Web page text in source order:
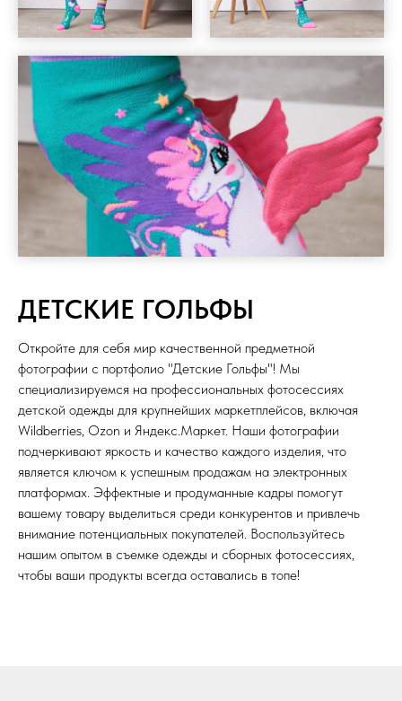
ДЕТСКИЕ ГОЛЬФЫ
Откройте для себя мир качественной предметной
фотографии с портфолио "Детские Гольфы"! Мы
специализируемся на профессиональных фотосессиях
детской одежды для крупнейших маркетплейсов, включая
Wildberries, Ozon и Яндекс.Маркет. Наши фотографии
подчеркивают яркость и качество каждого изделия, что
является ключом к успешным продажам на электронных
платформах. Эффектные и продуманные кадры помогут
вашему товару выделиться среди конкурентов и привлечь
внимание потенциальных покупателей. Воспользуйтесь
нашим опытом в съемке одежды и сборных фотосессиях,
чтобы ваши продукты всегда оставались в топе!